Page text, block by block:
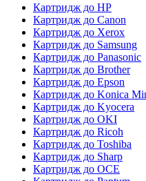
Картридж до HP
Картридж до Canon
Картридж до Xerox
Картридж до Samsung
Картридж до Panasonic
Картридж до Brother
Картридж до Epson
Картридж до Konica
Картридж до Kyocera
Картридж до OKI
Картридж до Ricoh
Картридж до Toshiba
Картридж до Sharp
Картридж до OCE